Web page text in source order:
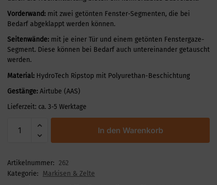
Vorderwand: mit zwei getönten Fenster-Segmenten, die bei
Bedarf abgeklappt werden können.
Seitenwände: mit je einer Tür und einem getönten Fenstergaze-
Segment. Diese können bei Bedarf auch untereinander getauscht
werden.
Material: HydroTech Ripstop mit Polyurethan-Beschichtung
Gestänge: Airtube (AAS)
Lieferzeit: ca. 3-5 Werktage
In den Warenkorb
Artikelnummer: 262
Kategorie: Markisen & Zelte